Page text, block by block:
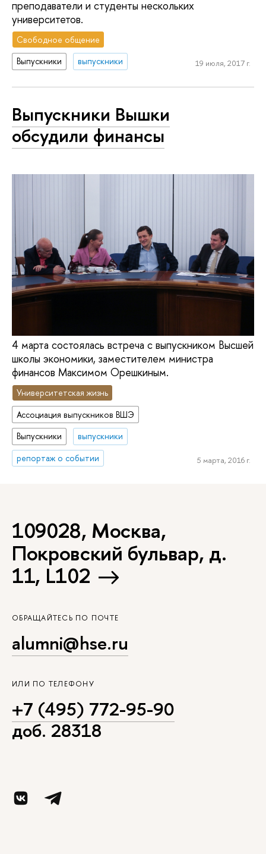
преподаватели и студенты нескольких
университетов.
Свободное общение
Выпускники
выпускники 19 июля, 2017 г.
Выпускники Вышки
обсудили финансы
4 марта состоялась встреча с выпускником Высшей
школы экономики, заместителем министра
финансов Максимом Орешкиным.
Университетская жизнь
Ассоциация выпускников ВШЭ
Выпускники
выпускники
репортаж о событии
5 марта, 2016 г.
109028, Москва,
Покровский бульвар, д.
11, L102
ОБРАЩАЙТЕСЬ ПО ПОЧТЕ
alumni@hse.ru
ИЛИ ПО ТЕЛЕФОНУ
+7 (495) 772-95-90
доб. 28318